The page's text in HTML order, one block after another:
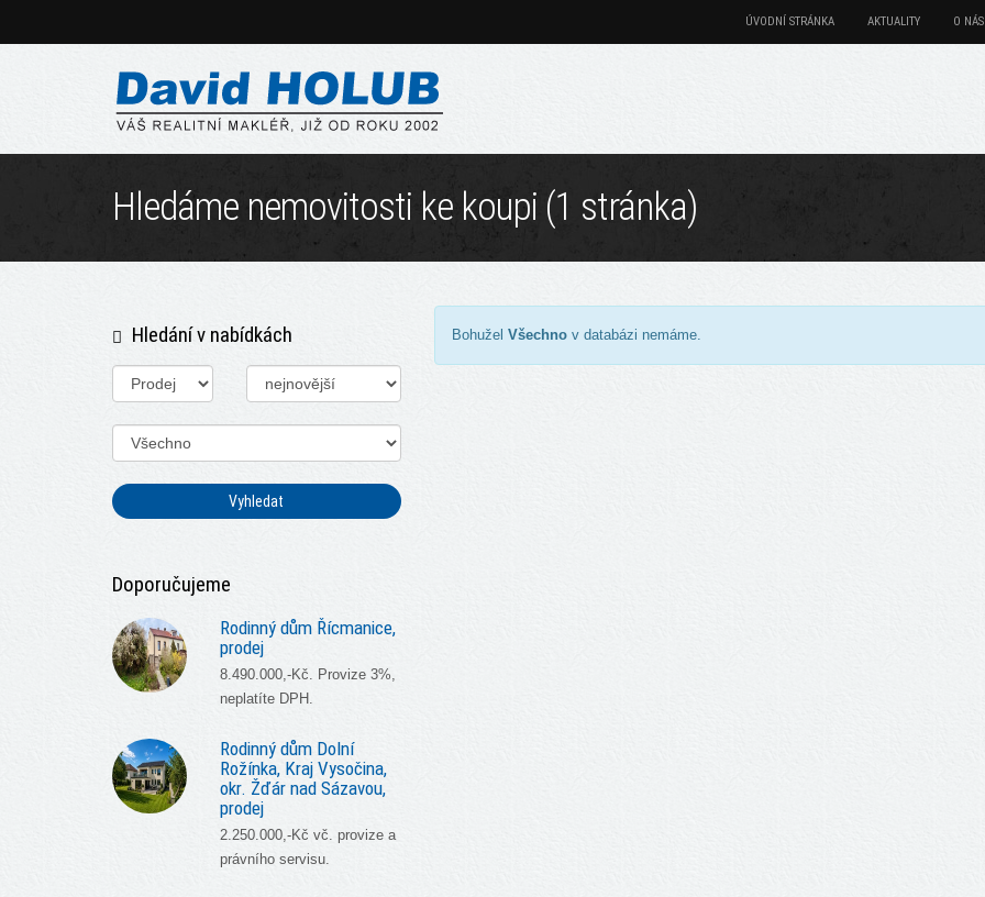
ÚVODNÍ STRÁNKA AKTUALITY O NÁS
Hledáme nemovitosti ke koupi (1 stránka)
Hledání v nabídkách
Vyhledat
Doporučujeme
Rodinný dům Řícmanice,
prodej
8.490.000,-Kč. Provize 3%,
neplatíte DPH.
Rodinný dům Dolní
Rožínka, Kraj Vysočina,
okr. Žďár nad Sázavou,
prodej
2.250.000,-Kč vč. provize a
právního servisu.
Bohužel Všechnov databázi nemáme.